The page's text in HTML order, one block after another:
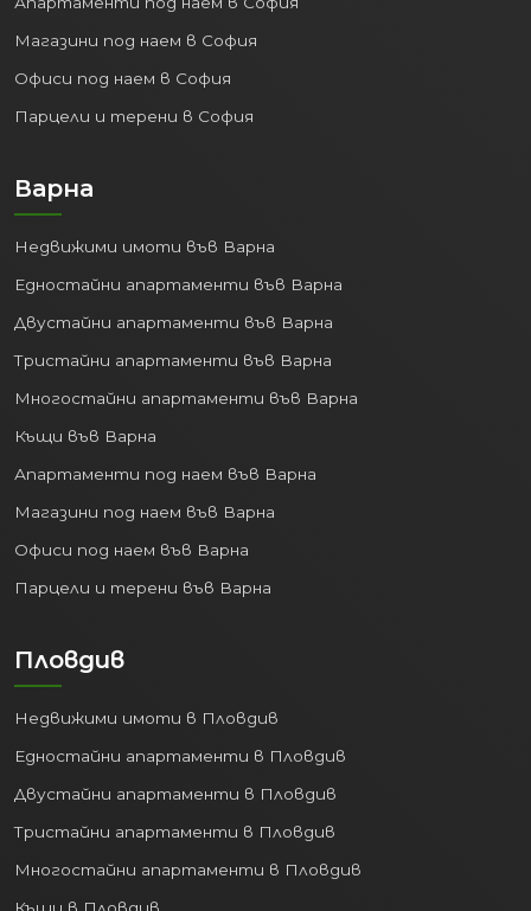
Туризъм: Дългите плажни ивици,
Св. Св. Константин и Елена) и
богатият културен живот
утвърждава като водещ център за
изнесени бизнес услуги.
Транспорт и Логистика:
Благодарение на пристанището и
Образование:Няколко
университета и колежи привличат
студенти от цялата страна и
Стабилната икономика генерира
на живот, правейки покупката на
3. Високо качество на
Животът във Варна предлага
на големия град и спокойствието на
морския курорт:
Природни дадености:Красиви
Магазини под наем в София
Офиси под наем в София
Парцели и терени в София
Варна
Недвижими имоти във Варна
Едностайни апартаменти във Варна
Двустайни апартаменти във Варна
Тристайни апартаменти във Варна
Многостайни апартаменти във Варна
Къщи във Варна
Апартаменти под наем във Варна
Магазини под наем във Варна
Офиси под наем във Варна
Парцели и терени във Варна
Пловдив
Недвижими имоти в Пловдив
Едностайни апартаменти в Пловдив
Двустайни апартаменти в Пловдив
Тристайни апартаменти в Пловдив
Многостайни апартаменти в Пловдив